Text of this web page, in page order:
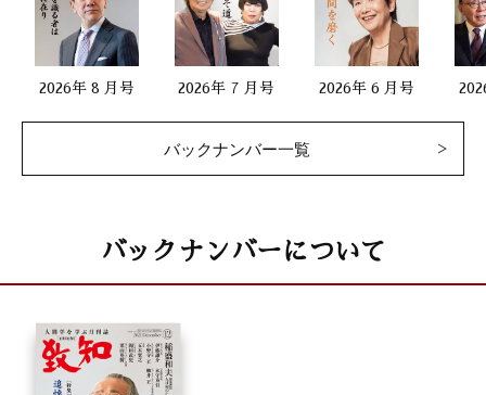
2026年 8 月号 2026年 7 月号 2026年 6 月号
バックナンバー一覧
バックナンバーについて